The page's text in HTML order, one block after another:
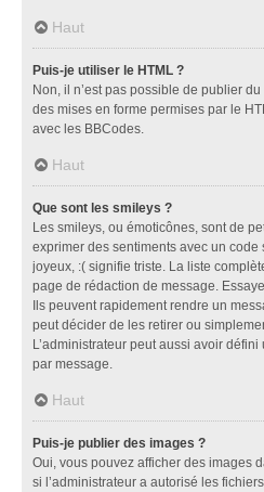
Haut
Puis-je utiliser le HTML ?
Non, il n’est pas possible de publier
des mises en forme permises par le
avec les BBCodes.
Haut
Que sont les smileys ?
Les smileys, ou émoticônes, sont de
exprimer des sentiments avec un code
joyeux, :( signifie triste. La liste
page de rédaction de message.
Ils peuvent rapidement rendre un
peut décider de les retirer ou
L’administrateur peut aussi avoir
par message.
Haut
Puis-je publier des images ?
Oui, vous pouvez afficher des images
si l’administrateur a autorisé les